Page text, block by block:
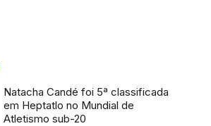
Natacha Candé foi 5ª classificada
em Heptatlo no Mundial de
Atletismo sub-20